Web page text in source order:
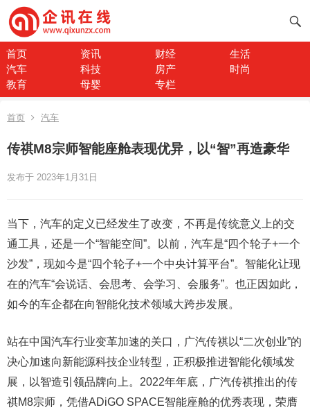
首页 资讯 财经
生活
汽车
科技 房产
时尚
教育
母婴 专栏
首页 汽车
传祺M8宗师智能座舱表现优异，以“智”再造豪华
发布于 2023年1月31日
当下，汽车的定义已经发生了改变，不再是传统意义上的交
通工具，还是一个“智能空间”。以前，汽车是“四个轮子+一个
沙发”，现如今是“四个轮子+一个中央计算平台”。智能化让现
在的汽车“会说话、会思考、会学习、会服务”。也正因如此，
如今的车企都在向智能化技术领域大跨步发展。
站在中国汽车行业变革加速的关口，广汽传祺以“二次创业”的
决心加速向新能源科技企业转型，正积极推进智能化领域发
展，以智造引领品牌向上。2022年年底，广汽传祺推出的传
祺M8宗师，凭借ADiGO SPACE智能座舱的优秀表现，荣膺